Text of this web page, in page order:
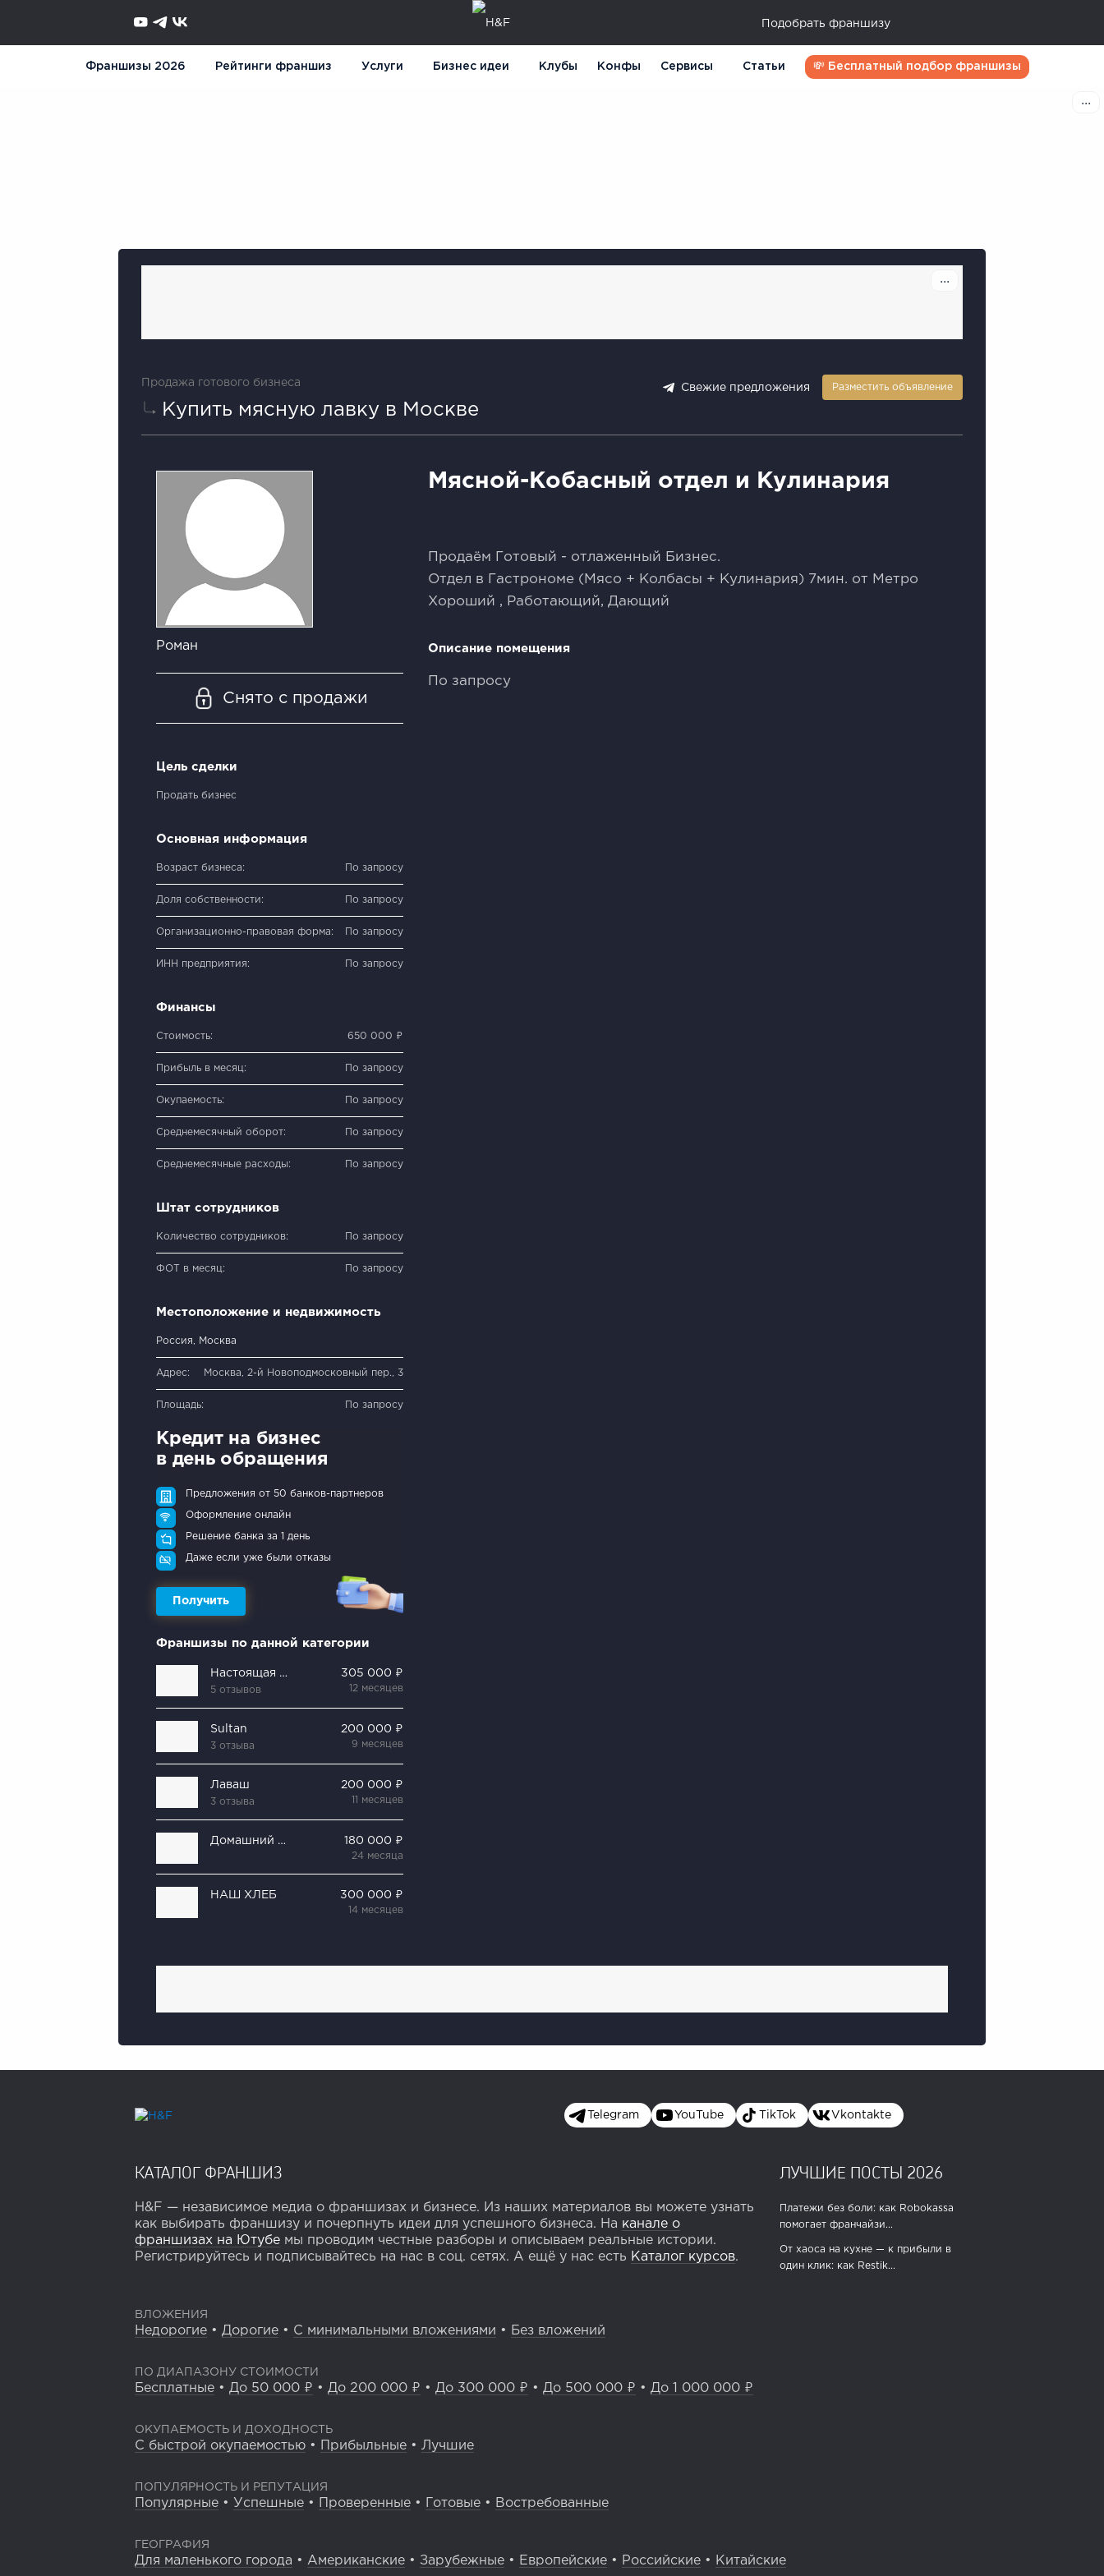
Подобрать франшизу
Франшизы 2026 Рейтинги франшиз Услуги Бизнес идеи Клубы Конфы Сервисы Статьи 💸 Бесплатный подбор франшизы
Продажа готового бизнеса
Купить мясную лавку в Москве
Свежие предложения Разместить объявление
Роман
Снято с продажи
Цель сделки
Продать бизнес
Основная информация
Возраст бизнеса: По запросу
Доля собственности: По запросу
Организационно-правовая форма: По запросу
ИНН предприятия: По запросу
Финансы
Стоимость: 650 000 ₽
Прибыль в месяц: По запросу
Окупаемость: По запросу
Среднемесячный оборот: По запросу
Среднемесячные расходы: По запросу
Штат сотрудников
Количество сотрудников: По запросу
ФОТ в месяц: По запросу
Местоположение и недвижимость
Россия, Москва
Адрес: Москва, 2-й Новоподмосковный пер., 3
Площадь: По запросу
Кредит на бизнес
в день обращения
Предложения от 50 банков-партнеров
Оформление онлайн
Решение банка за 1 день
Даже если уже были отказы
Получить
Франшизы по данной категории
Настоящая пекарня
5 отзывов
305 000 ₽
12 месяцев
Sultan
3 отзыва
200 000 ₽
9 месяцев
Лаваш
3 отзыва
200 000 ₽
11 месяцев
Домашний квас 180 000 ₽
24 месяца
НАШ ХЛЕБ 300 000 ₽
14 месяцев
Мясной-Кобасный отдел и Кулинария
Продаём Готовый - отлаженный Бизнес.
Отдел в Гастрономе (Мясо + Колбасы + Кулинария) 7мин. от Метро
Хороший , Работающий, Дающий
Описание помещения
По запросу
Telegram YouTube TikTok Vkontakte
КАТАЛОГ ФРАНШИЗ
H&F — независимое медиа о франшизах и бизнесе. Из наших материалов вы можете узнать
как выбирать франшизу и почерпнуть идеи для успешного бизнеса. На канале о
франшизах на Ютубе мы проводим честные разборы и описываем реальные истории.
Регистрируйтесь и подписывайтесь на нас в соц. сетях. А ещё у нас есть Каталог курсов.
ЛУЧШИЕ ПОСТЫ 2026
Платежи без боли: как Robokassa
помогает франчайзи...
От хаоса на кухне — к прибыли в
один клик: как Restik...
ВЛОЖЕНИЯ
Недорогие • Дорогие • С минимальными вложениями • Без вложений
ПО ДИАПАЗОНУ СТОИМОСТИ
Бесплатные • До 50 000 ₽ • До 200 000 ₽ • До 300 000 ₽ • До 500 000 ₽ • До 1 000 000 ₽
ОКУПАЕМОСТЬ И ДОХОДНОСТЬ
С быстрой окупаемостью • Прибыльные • Лучшие
ПОПУЛЯРНОСТЬ И РЕПУТАЦИЯ
Популярные • Успешные • Проверенные • Готовые • Востребованные
ГЕОГРАФИЯ
Для маленького города • Американские • Зарубежные • Европейские • Российские • Китайские